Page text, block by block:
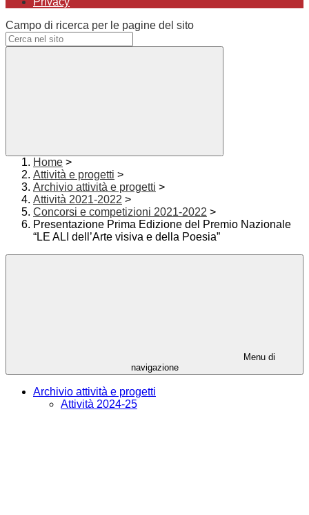
Campo di ricerca per le pagine del sito
Home >
Attività e progetti >
Archivio attività e progetti >
Attività 2021-2022 >
Concorsi e competizioni 2021-2022 >
Presentazione Prima Edizione del Premio Nazionale
“LE ALI dell’Arte visiva e della Poesia”
Menu di
navigazione
Archivio attività e progetti
Attività 2024-25